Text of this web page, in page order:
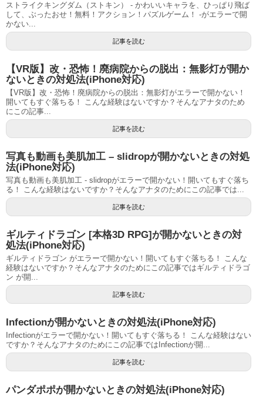
ストライクキングダム（ストキン） - かわいいキャラを、ひっぱり飛ば
して、ぶったおせ！無料！アクション！パズルゲーム！ -がエラーで開
かない...
記事を読む
【VR版】改・恐怖！廃病院からの脱出：無影灯が開か
ないときの対処法(iPhone対応)
【VR版】改・恐怖！廃病院からの脱出：無影灯がエラーで開かない！
開いてもすぐ落ちる！ こんな経験はないですか？そんなアナタのため
にこの記事...
記事を読む
写真も動画も美肌加工 – slidropが開かないときの対処
法(iPhone対応)
写真も動画も美肌加工 - slidropがエラーで開かない！開いてもすぐ落ち
る！ こんな経験はないですか？そんなアナタのためにこの記事では...
記事を読む
ギルティドラゴン [本格3D RPG]が開かないときの対
処法(iPhone対応)
ギルティドラゴン がエラーで開かない！開いてもすぐ落ちる！ こんな
経験はないですか？そんなアナタのためにこの記事ではギルティドラゴ
ン が開...
記事を読む
Infectionが開かないときの対処法(iPhone対応)
Infectionがエラーで開かない！開いてもすぐ落ちる！ こんな経験はない
ですか？そんなアナタのためにこの記事ではInfectionが開...
記事を読む
パンダポポが開かないときの対処法(iPhone対応)